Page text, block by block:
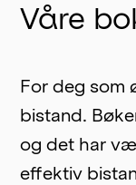
Våre
For deg som
bistand.
og det har
effektiv